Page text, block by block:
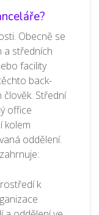
Obecně se
a středních
facility
back-
Střední
office
kolem
oddělení.
k